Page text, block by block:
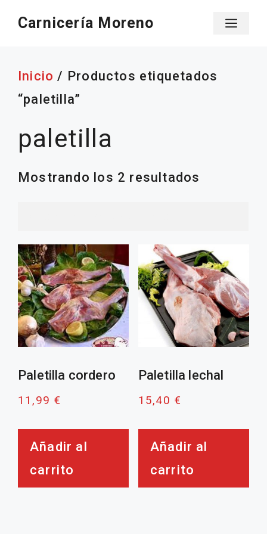
Carnicería Moreno
Inicio / Productos etiquetados
“paletilla”
paletilla
Mostrando los 2 resultados
Paletilla cordero
11,99 €
Añadir al
carrito
Paletilla lechal
15,40 €
Añadir al
carrito